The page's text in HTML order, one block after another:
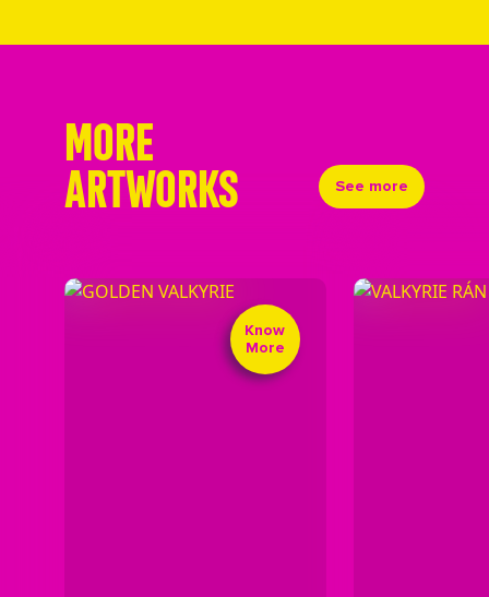
MORE
ARTWORKS See more
Know
More